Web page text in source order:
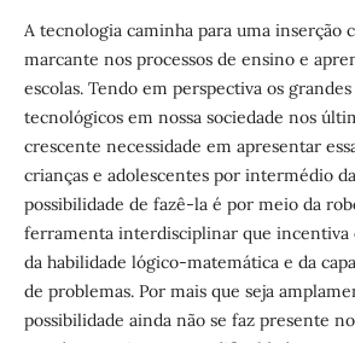
A tecnologia caminha para uma inserção
marcante nos processos de ensino e
escolas. Tendo em perspectiva os grandes
tecnológicos em nossa sociedade nos
crescente necessidade em apresentar
crianças e adolescentes por intermédio
possibilidade de fazê-la é por meio da
ferramenta interdisciplinar que incentiva
da habilidade lógico-matemática e da
de problemas. Por mais que seja
possibilidade ainda não se faz presente